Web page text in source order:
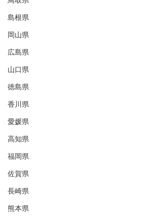
島根県
岡山県
広島県
山口県
徳島県
香川県
愛媛県
高知県
福岡県
佐賀県
長崎県
熊本県